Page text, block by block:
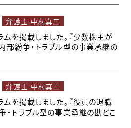
弁護士 中村真二
を掲載しました。『少数株主が
紛争・トラブル型の事業承継の
弁護士 中村真二
を掲載しました。『役員の退職
トラブル型の事業承継の勘どこ